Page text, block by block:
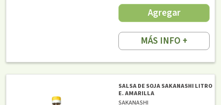
Agregar
MÁS INFO +
SALSA DE SOJA SAKANASHI LITRO
E. AMARILLA
SAKANASHI